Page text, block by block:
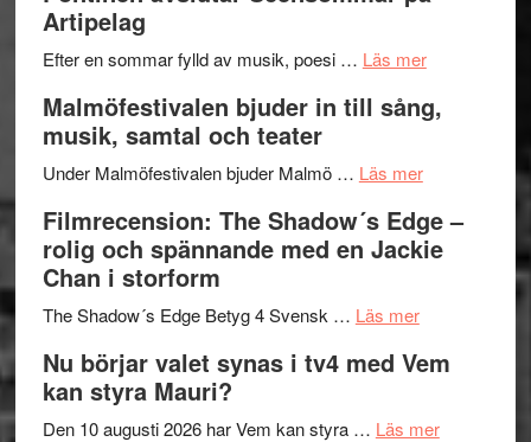
genrens
terräng
på
Artipelag
Efter en sommar fylld av musik, poesi … Läs merom
Endre,
Roland
Pöntinen
Artipelag
Malmöfestivalen bjuder in till sång,
musik, samtal och teater
Under Malmöfestivalen bjuder Malmö … Läs merom
bjuder
in
samtal
teater
Filmrecension: The Shadow´s Edge –
rolig och spännande med en Jackie
Chan i storform
The Shadow´s Edge Betyg 4 Svensk … Läs merom
The
´s
Nu börjar valet synas i tv4 med Vem
kan styra Mauri?
Den 10 augusti 2026 har Vem kan styra … Läs merom